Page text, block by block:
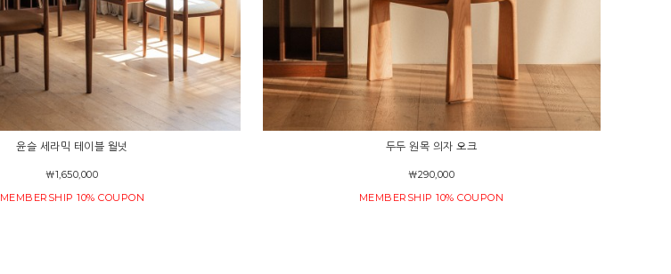
윤슬 세라믹 테이블 월넛
￦1,650,000
MEMBERSHIP 10% COUPON
두두 원목 의자 오크
￦290,000
MEMBERSHIP 10% COUPON